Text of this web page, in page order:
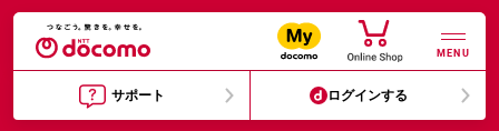
MENU
サポート ログインする